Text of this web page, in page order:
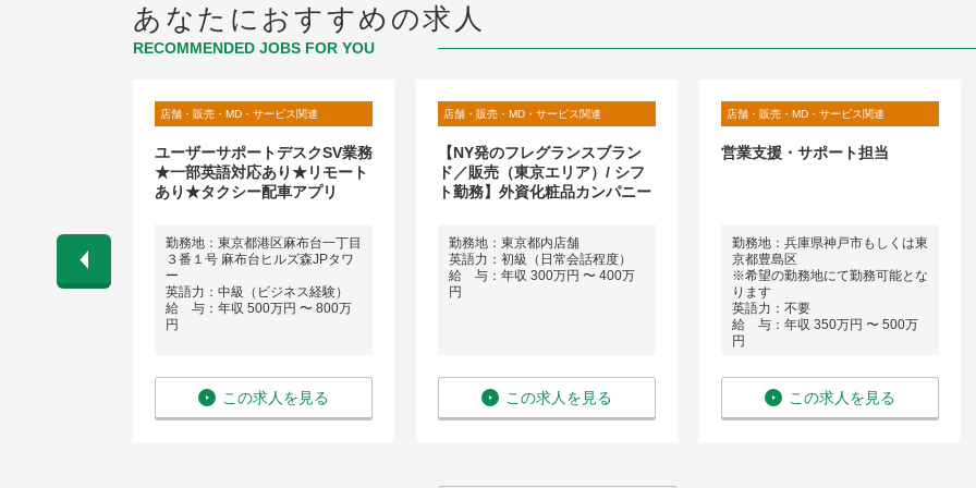
あなたにおすすめの求人
RECOMMENDED JOBS FOR YOU
円 〜 1,200
店舗・販売・MD・サービス関連
ユーザーサポートデスクSV業務
★一部英語対応あり★リモート
あり★タクシー配車アプリ
勤務地：東京都港区麻布台一丁目
３番１号 麻布台ヒルズ森JPタワ
ー
英語力：中級（ビジネス経験）
給 与：年収 500万円 〜 800万
円
この求人を見る
店舗・販売・MD・サービス関連
【NY発のフレグランスブラン
ド／販売（東京エリア）/ シフ
ト勤務】外資化粧品カンパニー
勤務地：東京都内店舗
英語力：初級（日常会話程度）
給 与：年収 300万円 〜 400万
円
この求人を見る
店舗・販売・MD・サービス関連
営業支援・サポート担当
勤務地：兵庫県神戸市もしくは東
京都豊島区
※希望の勤務地にて勤務可能とな
ります
英語力：不要
給 与：年収 350万円 〜 500万
円
この求人を見る